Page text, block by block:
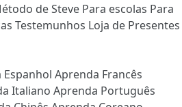
de Steve Para escolas Para
Testemunhos Loja de Presentes
Aprenda Francês
Italiano Aprenda Português